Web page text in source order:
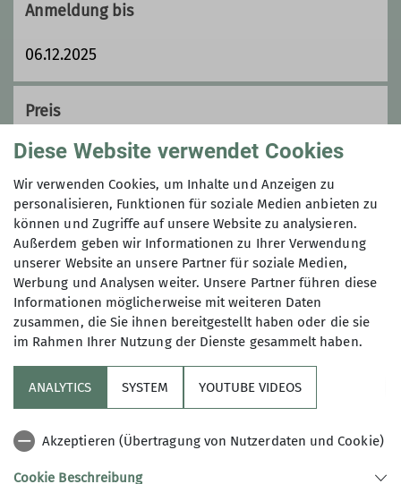
Gemeinschaftstourenführer*in
Anmeldung bis
06.12.2025
Preis
Übernachtung: Hotel Klausen, Pill, ca. 60€ Ü/F
pro Nacht
Maximale Teilnehmeranzahl
12
Sektion
Artikel
Diese Website verwendet Cookies
Wir verwenden Cookies, um Inhalte und Anzeigen zu
personalisieren, Funktionen für soziale Medien anbieten zu
können und Zugriffe auf unsere Website zu analysieren.
Außerdem geben wir Informationen zu Ihrer Verwendung
unserer Website an unsere Partner für soziale Medien,
Werbung und Analysen weiter. Unsere Partner führen diese
Informationen möglicherweise mit weiteren Daten
zusammen, die Sie ihnen bereitgestellt haben oder die sie
im Rahmen Ihrer Nutzung der Dienste gesammelt haben.
ANALYTICS SYSTEM YOUTUBE VIDEOS
Akzeptieren (Übertragung von Nutzerdaten und Cookie)
Cookie Beschreibung